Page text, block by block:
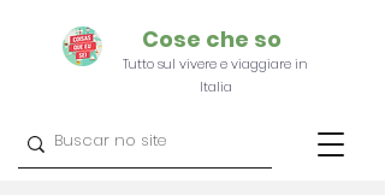
Cose che so
Tutto sul vivere e viaggiare in
Italia